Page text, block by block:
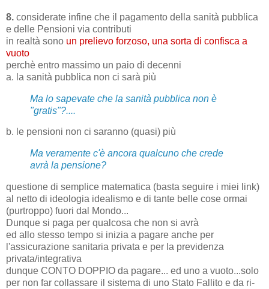
8. considerate infine che il pagamento della sanità pubblica
e delle Pensioni via contributi
in realtà sono un prelievo forzoso, una sorta di confisca a
vuoto
perchè entro massimo un paio di decenni
a. la sanità pubblica non ci sarà più
Ma lo sapevate che la sanità pubblica non è
"gratis"?....
b. le pensioni non ci saranno (quasi) più
Ma veramente c'è ancora qualcuno che crede
avrà la pensione?
questione di semplice matematica (basta seguire i miei link)
al netto di ideologia idealismo e di tante belle cose ormai
(purtroppo) fuori dal Mondo...
Dunque si paga per qualcosa che non si avrà
ed allo stesso tempo si inizia a pagare anche per
l'assicurazione sanitaria privata e per la previdenza
privata/integrativa
dunque CONTO DOPPIO da pagare... ed uno a vuoto...solo
per non far collassare il sistema di uno Stato Fallito e da ri-